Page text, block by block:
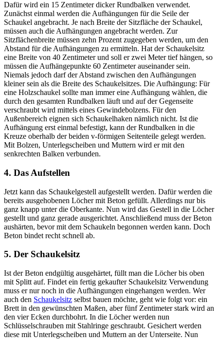
Dafür wird ein 15 Zentimeter dicker Rundbalken verwendet.
Zunächst einmal werden die Aufhängungen für die Seile der
Schaukel angebracht. Je nach Breite der Sitzfläche der Schaukel,
müssen auch die Aufhängungen angebracht werden. Zur
Sitzflächenbreite müssen zehn Prozent zugegeben werden, um den
Abstand für die Aufhängungen zu ermitteln. Hat der Schaukelsitz
eine Breite von 40 Zentimeter und soll er zwei Meter tief hängen, so
müssen die Aufhängepunkte 60 Zentimeter auseinander sein.
Niemals jedoch darf der Abstand zwischen den Aufhängungen
kleiner sein als die Breite des Schaukelsitzes. Die Aufhängung: Für
eine Holzschaukel sollte man immer eine Aufhängung wählen, die
durch den gesamten Rundbalken läuft und auf der Gegenseite
verschraubt wird mittels eines Gewindebolzens. Für den
Außenbereich eignen sich Schaukelhaken nämlich nicht. Ist die
Aufhängung erst einmal befestigt, kann der Rundbalken in die
Kreuze oberhalb der beiden v-förmigen Seitenteile gelegt werden.
Mit Bolzen, Unterlegscheiben und Muttern wird er mit den
senkrechten Balken verbunden.
4. Das Aufstellen
Jetzt kann das Schaukelgestell aufgestellt werden. Dafür werden die
bereits ausgehobenen Löcher mit Beton gefüllt. Allerdings nur bis
ganz knapp unter die Oberkante. Nun wird das Gestell in die Löcher
gestellt und ganz gerade ausgerichtet. Anschließend muss der Beton
aushärten, bevor mit dem Schaukeln begonnen werden kann. Doch
Beton bindet recht schnell ab.
5. Der Schaukelsitz
Ist der Beton endgültig ausgehärtet, füllt man die Löcher bis oben
mit Splitt auf. Findet ein fertig gekaufter Schaukelsitz Verwendung
muss er nur noch in die Aufhängungen eingehangen werden. Wer
auch den Schaukelsitz selbst bauen möchte, geht wie folgt vor: ein
Brett in den gewünschten Maßen, aber fünf Zentimeter stark wird an
den vier Ecken durchbohrt. In die Löcher werden nun
Schlüsselschrauben mit Stahlringe geschraubt. Gesichert werden
diese mit Unterlegscheiben und Muttern an der Unterseite. Nun